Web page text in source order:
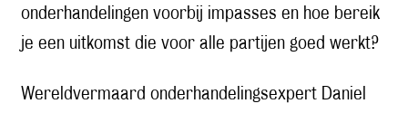
onderhandelingen voorbij impasses en hoe bereik
je een uitkomst die voor alle partijen goed werkt?
Wereldvermaard onderhandelingsexpert Daniel